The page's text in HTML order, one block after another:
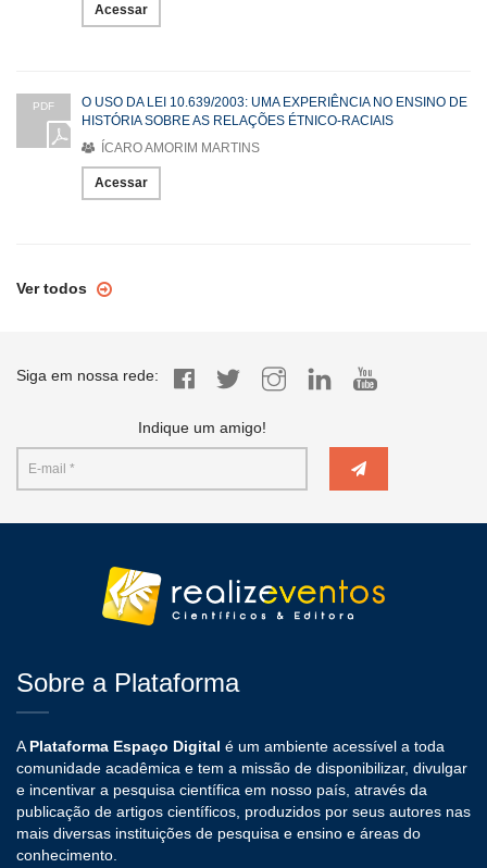
Acessar
PDF
O USO DA LEI 10.639/2003: UMA EXPERIÊNCIA NO ENSINO DE
HISTÓRIA SOBRE AS RELAÇÕES ÉTNICO-RACIAIS
ÍCARO AMORIM MARTINS
Acessar
Ver todos
Siga em nossa rede:
Indique um amigo!
Sobre a Plataforma
A Plataforma Espaço Digital é um ambiente acessível a toda
comunidade acadêmica e tem a missão de disponibilizar, divulgar
e incentivar a pesquisa científica em nosso país, através da
publicação de artigos científicos, produzidos por seus autores nas
mais diversas instituições de pesquisa e ensino e áreas do
conhecimento.